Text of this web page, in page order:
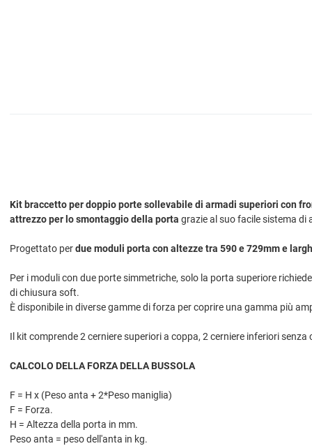
Kit braccetto per doppio porte sollevabile di armadi superiori con
attrezzo per lo smontaggio della porta grazie al suo facile sistema di
Progettato perdue moduli porta con altezze tra 590 e 729mm e
Per i moduli con due porte simmetriche, solo la porta superiore
di chiusura soft.
È disponibile in diverse gamme di forza per coprire una gamma più
Il kit comprende 2 cerniere superiori a coppa, 2 cerniere inferiori
CALCOLO DELLA FORZA DELLA BUSSOLA
F = H x (Peso anta + 2*Peso maniglia)
F = Forza.
H = Altezza della porta in mm.
Peso anta = peso dell'anta in kg.